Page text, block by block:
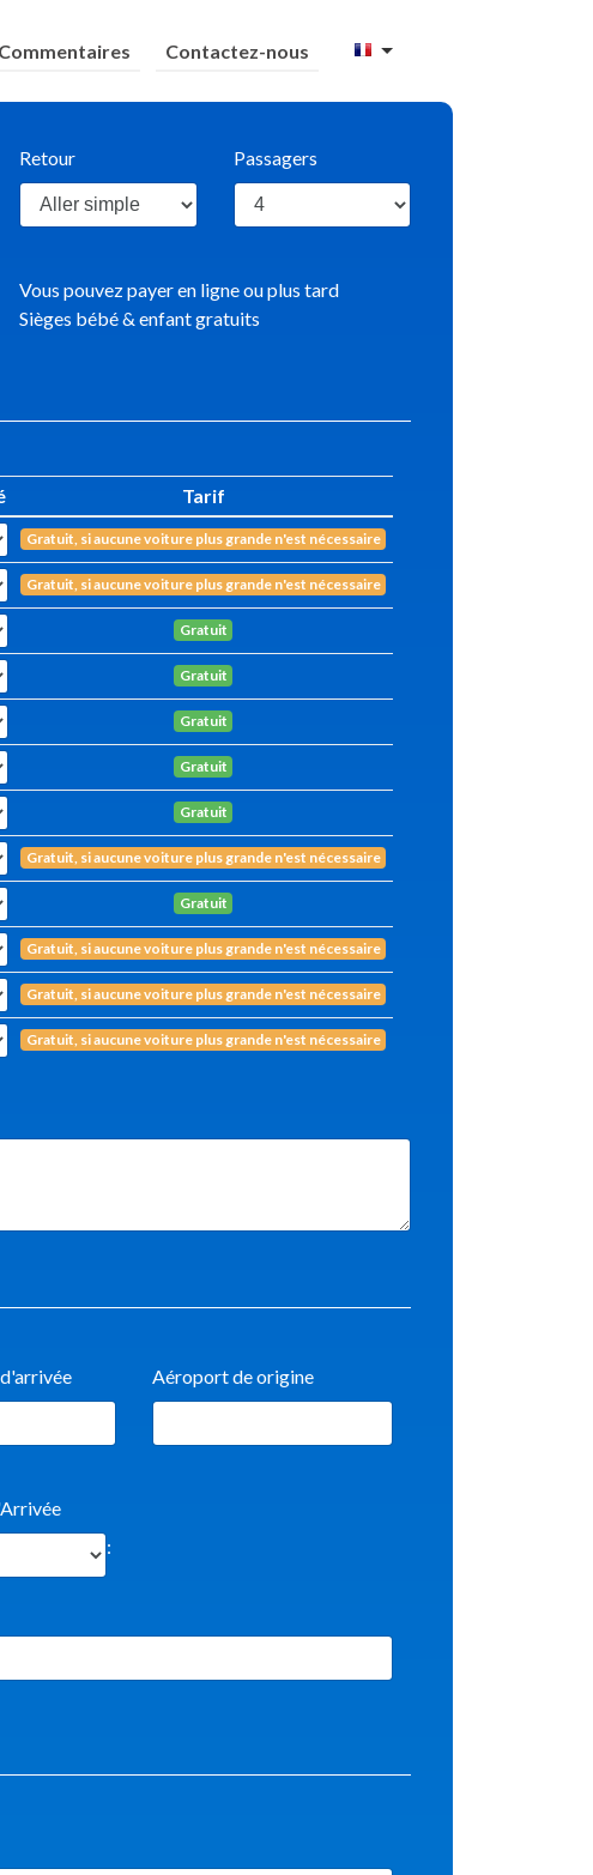
Commentaires Contactez-nous
Retour Passagers
Vous pouvez payer en ligne ou plus tard
Sièges bébé & enfant gratuits
Tarif
Gratuit, si aucune voiture plus grande n'est nécessaire
Gratuit, si aucune voiture plus grande n'est nécessaire
Gratuit
Gratuit
Gratuit
Gratuit
Gratuit
Gratuit, si aucune voiture plus grande n'est nécessaire
Gratuit
Gratuit, si aucune voiture plus grande n'est nécessaire
Gratuit, si aucune voiture plus grande n'est nécessaire
Gratuit, si aucune voiture plus grande n'est nécessaire
Aéroport de origine
: